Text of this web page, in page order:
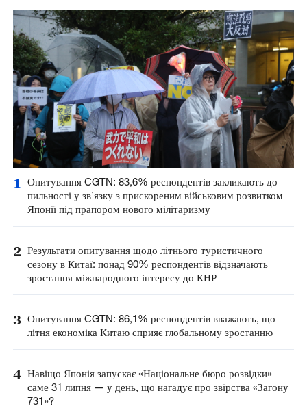
1
Опитування CGTN: 83,6% респондентів закликають до
пильності у зв’язку з прискореним військовим розвитком
Японії під прапором нового мілітаризму
2 Результати опитування щодо літнього туристичного
сезону в Китаї: понад 90% респондентів відзначають
зростання міжнародного інтересу до КНР
3 Опитування CGTN: 86,1% респондентів вважають, що
літня економіка Китаю сприяє глобальному зростанню
4 Навіщо Японія запускає «Національне бюро розвідки»
саме 31 липня — у день, що нагадує про звірства «Загону
731»?